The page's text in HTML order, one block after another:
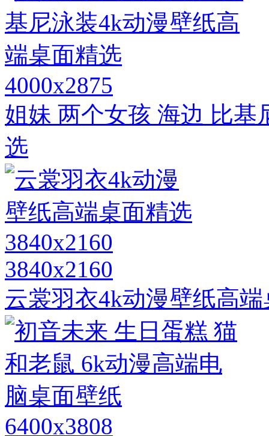
4000x2875
姐妹 两个女孩 海边 比基
选
3840x2160
云裳羽衣4k动漫壁纸高
6400x3808